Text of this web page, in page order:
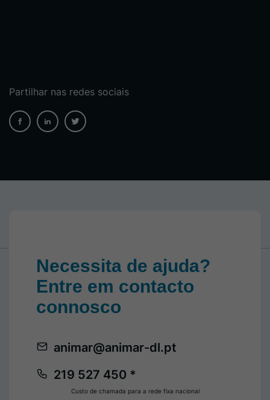
Partilhar nas redes sociais
Necessita de ajuda?
Entre em contacto
connosco
219 527 450 *
animar@animar-dl.pt
Custo de chamada para a rede fixa nacional